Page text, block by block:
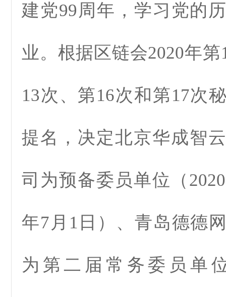
建党99周年，学习党的
业。根据区链会2020年
13次、第16次和第17次
提名，决定北京华成智
司为预备委员单位（
年7月1日）、青岛德德
为第二届常务委员单